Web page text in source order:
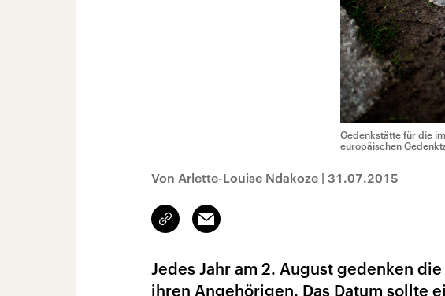
Gedenkstätte für die
europäischen
Von Arlette-Louise Ndakoze | 31.07.2015
Link
kopieren/teilen
Email
Jedes Jahr am 2. August gedenken
ihren Angehörigen. Das Datum sollte